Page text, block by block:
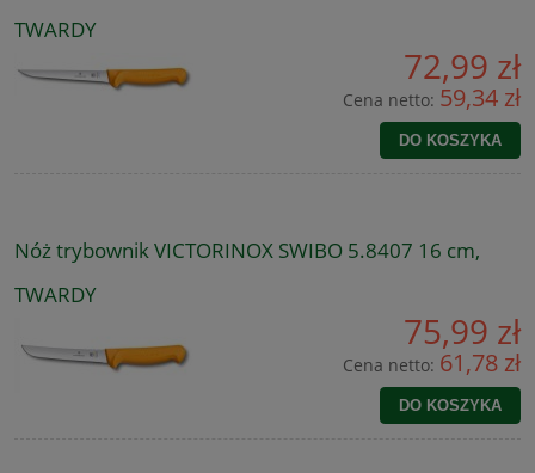
TWARDY
72,99 zł
Cena netto: 59,34 zł
DO KOSZYKA
Nóż trybownik VICTORINOX SWIBO 5.8407 16 cm,
TWARDY
75,99 zł
Cena netto: 61,78 zł
DO KOSZYKA